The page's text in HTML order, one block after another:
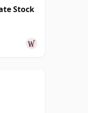
Stock